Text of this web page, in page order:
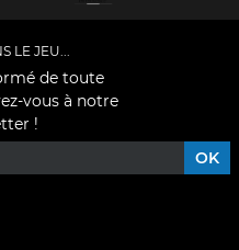
LE JEU...
de toute
vous à notre
!